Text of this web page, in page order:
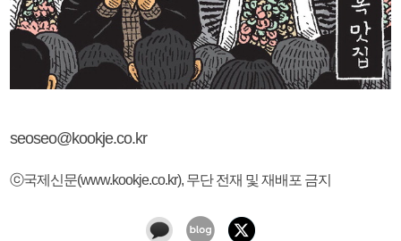
seoseo@kookje.co.kr
ⓒ국제신문(www.kookje.co.kr), 무단 전재 및 재배포 금지